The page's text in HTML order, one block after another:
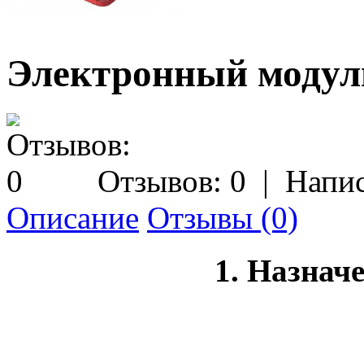
Электронный
Отзывов: 0 |
Описание Отзывы (0)
1.